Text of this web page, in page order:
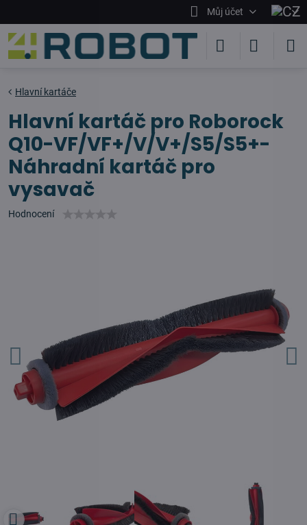
Můj účet
Hlavní kartáče
Hlavní kartáč pro Roborock
Q10-VF/VF+/V/V+/S5/S5+-
Náhradní kartáč pro
vysavač
Hodnocení